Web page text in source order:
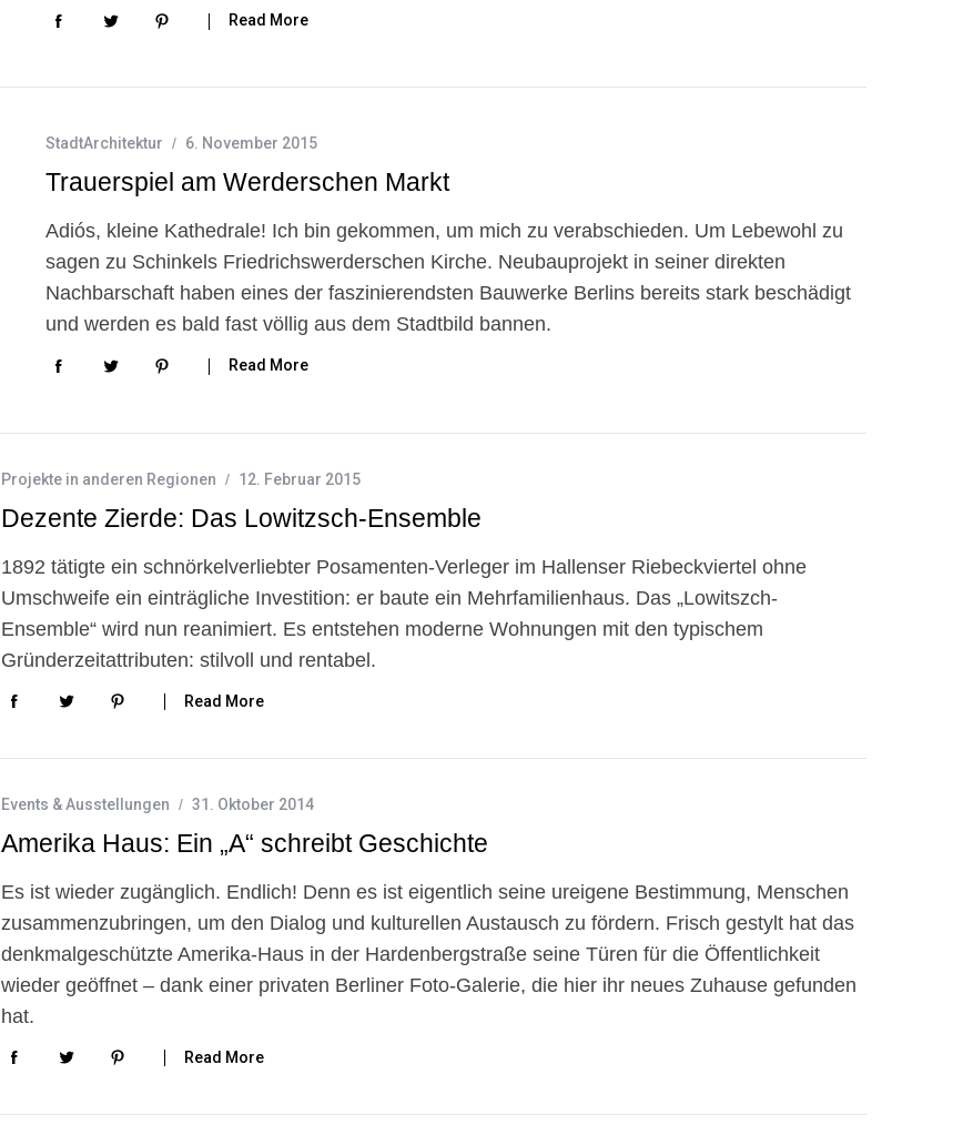
Read More
StadtArchitektur 6. November 2015
Trauerspiel am Werderschen Markt
Adiós, kleine Kathedrale! Ich bin gekommen, um mich zu verabschieden. Um Lebewohl zu
sagen zu Schinkels Friedrichswerderschen Kirche. Neubauprojekt in seiner direkten
Nachbarschaft haben eines der faszinierendsten Bauwerke Berlins bereits stark beschädigt
und werden es bald fast völlig aus dem Stadtbild bannen.
Read More
Projekte in anderen Regionen 12. Februar 2015
Dezente Zierde: Das Lowitzsch-Ensemble
1892 tätigte ein schnörkelverliebter Posamenten-Verleger im Hallenser Riebeckviertel ohne
Umschweife ein einträgliche Investition: er baute ein Mehrfamilienhaus. Das „Lowitszch-
Ensemble“ wird nun reanimiert. Es entstehen moderne Wohnungen mit den typischem
Gründerzeitattributen: stilvoll und rentabel.
Read More
Events & Ausstellungen 31. Oktober 2014
Amerika Haus: Ein „A“ schreibt Geschichte
Es ist wieder zugänglich. Endlich! Denn es ist eigentlich seine ureigene Bestimmung, Menschen
zusammenzubringen, um den Dialog und kulturellen Austausch zu fördern. Frisch gestylt hat das
denkmalgeschützte Amerika-Haus in der Hardenbergstraße seine Türen für die Öffentlichkeit
wieder geöffnet – dank einer privaten Berliner Foto-Galerie, die hier ihr neues Zuhause gefunden
hat.
Read More